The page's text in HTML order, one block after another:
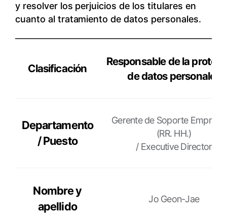
y resolver los perjuicios de los titulares en
cuanto al tratamiento de datos personales.
Responsable
de
datos
personales,
Departamento
Clasificación
Responsable de la
de datos personales
Departamento
/ Puesto
Gerente de Soporte
(RR. HH.)
/ Executive Director
Nombre y
apellido
Jo Geon-Jae